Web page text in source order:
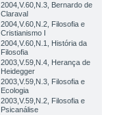
2004,V.60,N.3, Bernardo de
Claraval
2004,V.60,N.2, Filosofia e
Cristianismo I
2004,V.60,N.1, História da
Filosofia
2003,V.59,N.4, Herança de
Heidegger
2003,V.59,N.3, Filosofia e
Ecologia
2003,V.59,N.2, Filosofia e
Psicanálise